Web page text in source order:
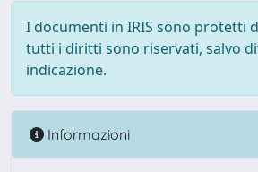
I documenti in IRIS sono protetti
tutti i diritti sono riservati, salvo
indicazione.
Informazioni